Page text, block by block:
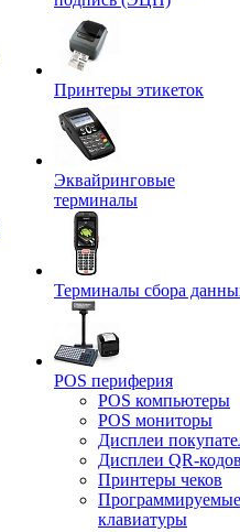
Принтеры этикеток
Эквайринговые
терминалы
Терминалы сбора
POS периферия
POS компьютеры
POS мониторы
Дисплеи
Дисплеи QR-
Принтеры чеков
Программируемые
клавиатуры